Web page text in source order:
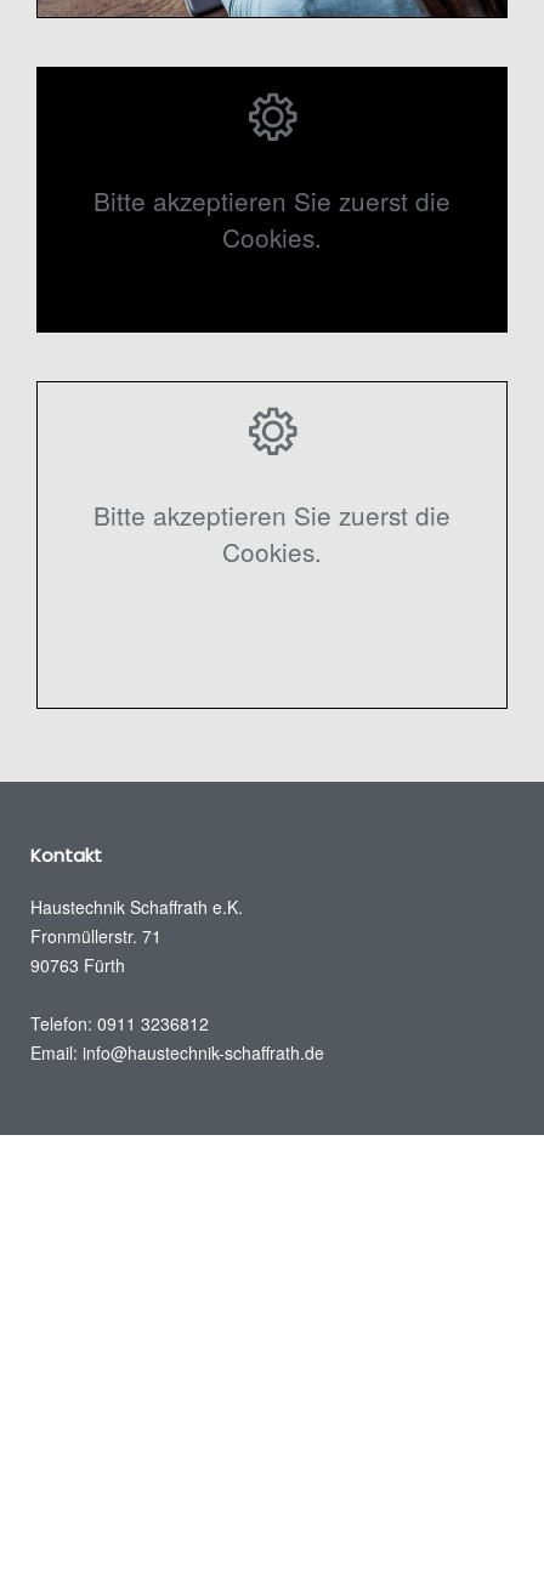
Bitte akzeptieren Sie zuerst die
Cookies.
Bitte akzeptieren Sie zuerst die
Cookies.
Kontakt
Haustechnik Schaffrath e.K.
Fronmüllerstr. 71
90763 Fürth
Telefon: 0911 3236812
Email: info@haustechnik-schaffrath.de